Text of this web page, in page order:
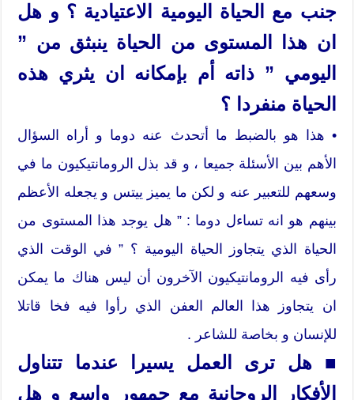
جنب مع الحياة اليومية الاعتيادية ؟ و هل
ان هذا المستوى من الحياة ينبثق من ”
اليومي ” ذاته أم بإمكانه ان يثري هذه
الحياة منفردا ؟
• هذا هو بالضبط ما أتحدث عنه دوما و أراه السؤال
الأهم بين الأسئلة جميعا ، و قد بذل الرومانتيكيون ما في
وسعهم للتعبير عنه و لكن ما يميز ييتس و يجعله الأعظم
بينهم هو انه تساءل دوما : ” هل يوجد هذا المستوى من
الحياة الذي يتجاوز الحياة اليومية ؟ ” في الوقت الذي
رأى فيه الرومانتيكيون الآخرون أن ليس هناك ما يمكن
ان يتجاوز هذا العالم العفن الذي رأوا فيه فخا قاتلا
للإنسان و بخاصة للشاعر .
■ هل ترى العمل يسيرا عندما تتناول
الأفكار الروحانية مع جمهور واسع و هل